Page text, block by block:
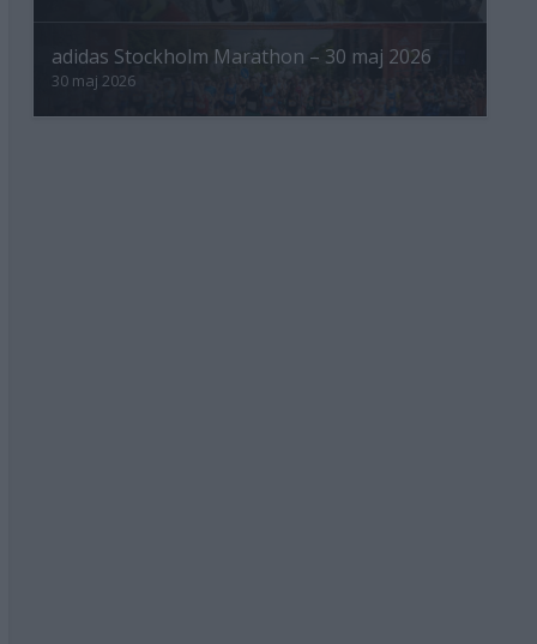
adidas Stockholm Marathon – 30 maj 2026
30 maj 2026